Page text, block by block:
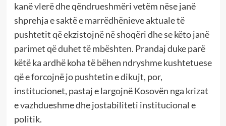
kanë vlerë dhe qëndrueshmëri vetëm nëse janë
shprehja e saktë e marrëdhënieve aktuale të
pushtetit që ekzistojnë në shoqëri dhe se këto janë
parimet që duhet të mbështen. Prandaj duke parë
këtë ka ardhë koha të bëhen ndryshme kushtetuese
që e forcojnë jo pushtetin e dikujt, por,
institucionet, pastaj e largojnë Kosovën nga krizat
e vazhdueshme dhe jostabiliteti institucional e
politik.